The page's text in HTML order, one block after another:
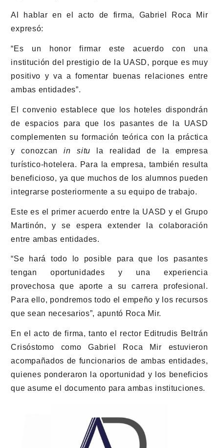
Al hablar en el acto de firma, Gabriel Roca Mir
expresó:
“Es un honor firmar este acuerdo con una
institución del prestigio de la UASD, porque es muy
positivo y va a fomentar buenas relaciones entre
ambas entidades”.
El convenio establece que los hoteles dispondrán
de espacios para que los pasantes de la UASD
complementen su formación teórica con la práctica
y conozcanin situ la realidad de la empresa
turístico-hotelera. Para la empresa, también resulta
beneficioso, ya que muchos de los alumnos pueden
integrarse posteriormente a su equipo de trabajo.
Este es el primer acuerdo entre la UASD y el Grupo
Martinón, y se espera extender la colaboración
entre ambas entidades.
“Se hará todo lo posible para que los pasantes
tengan oportunidades y una experiencia
provechosa que aporte a su carrera profesional.
Para ello, pondremos todo el empeño y los recursos
que sean necesarios”, apuntó Roca Mir.
En el acto de firma, tanto el rector Editrudis Beltrán
Crisóstomo como Gabriel Roca Mir estuvieron
acompañados de funcionarios de ambas entidades,
quienes ponderaron la oportunidad y los beneficios
que asume el documento para ambas instituciones.